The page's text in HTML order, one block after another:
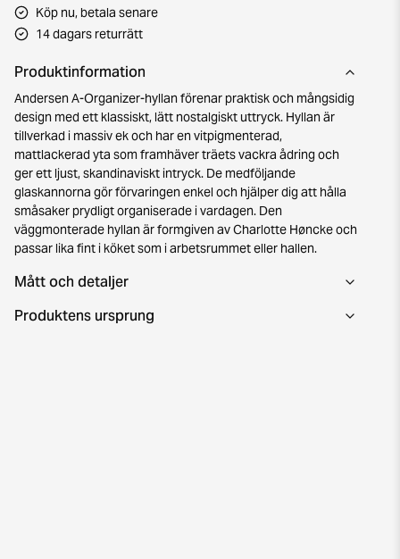
Köp nu, betala senare
14 dagars returrätt
Produktinformation
Andersen A-Organizer-hyllan förenar praktisk och mångsidig
design med ett klassiskt, lätt nostalgiskt uttryck. Hyllan är
tillverkad i massiv ek och har en vitpigmenterad,
mattlackerad yta som framhäver träets vackra ådring och
ger ett ljust, skandinaviskt intryck. De medföljande
glaskannorna gör förvaringen enkel och hjälper dig att hålla
småsaker prydligt organiserade i vardagen. Den
väggmonterade hyllan är formgiven av Charlotte Høncke och
passar lika fint i köket som i arbetsrummet eller hallen.
Mått och detaljer
Produktens ursprung